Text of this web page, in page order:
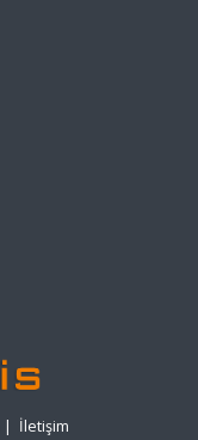
| İletişim